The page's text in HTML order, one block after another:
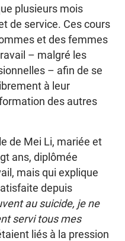
plusieurs mois
de service. Ces cours
et des femmes
– malgré les
– afin de se
à leur
des autres
de Mei Li, mariée et
ans, diplômée
mais qui explique
depuis
au suicide, je ne
servi tous mes
liés à la pression